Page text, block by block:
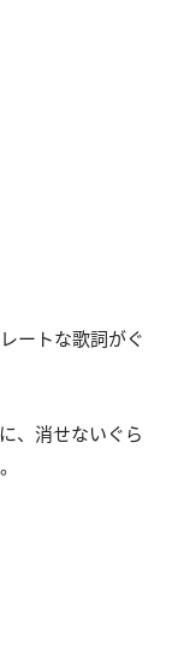
ートな歌詞がぐ
、消せないぐら